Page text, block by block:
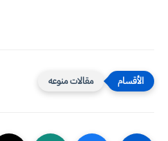
مقالات منوعه